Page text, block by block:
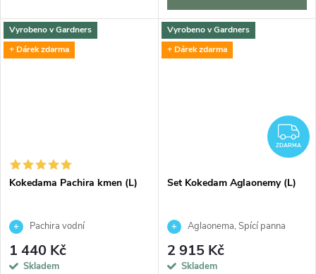
Vyrobeno v Gardners
+ Dárek zdarma
Kokedama Pachira kmen (L)
Pachira vodní
1 440 Kč
Skladem
Vyrobeno v Gardners
+ Dárek zdarma
ZDARMA
Set Kokedam Aglaonemy (L)
Aglaonema, Spící panna
2 915 Kč
Skladem